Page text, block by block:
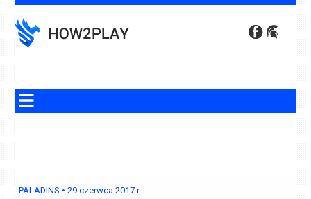
to
content
PALADINS •29 czerwca 2017 r.